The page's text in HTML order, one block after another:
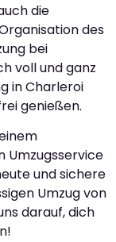
die
des
bei
voll und ganz
in Charleroi
genießen.
Umzugsservice
und sichere
Umzug von
darauf, dich